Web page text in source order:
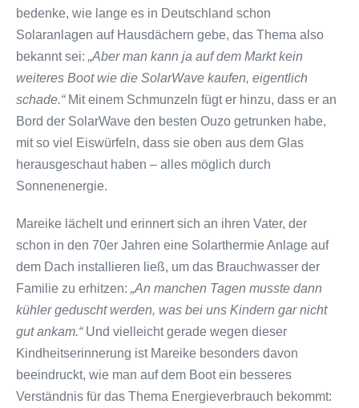
bedenke, wie lange es in Deutschland schon
Solaranlagen auf Hausdächern gebe, das Thema also
bekannt sei: „Aber man kann ja auf dem Markt kein
weiteres Boot wie die SolarWave kaufen, eigentlich
schade.“ Mit einem Schmunzeln fügt er hinzu, dass er an
Bord der SolarWave den besten Ouzo getrunken habe,
mit so viel Eiswürfeln, dass sie oben aus dem Glas
herausgeschaut haben – alles möglich durch
Sonnenenergie.
Mareike lächelt und erinnert sich an ihren Vater, der
schon in den 70er Jahren eine Solarthermie Anlage auf
dem Dach installieren ließ, um das Brauchwasser der
Familie zu erhitzen: „An manchen Tagen musste dann
kühler geduscht werden, was bei uns Kindern gar nicht
gut ankam.“Und vielleicht gerade wegen dieser
Kindheitserinnerung ist Mareike besonders davon
beeindruckt, wie man auf dem Boot ein besseres
Verständnis für das Thema Energieverbrauch bekommt: